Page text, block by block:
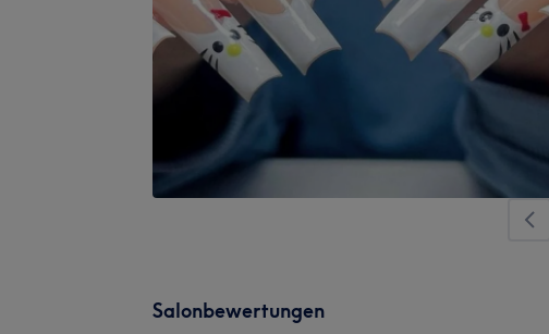
Salonbewertungen